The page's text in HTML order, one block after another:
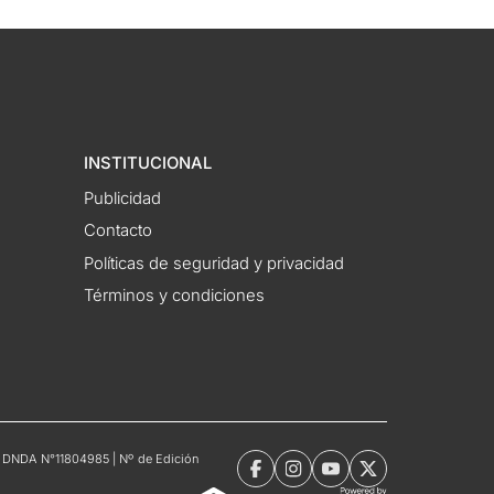
INSTITUCIONAL
Publicidad
Contacto
Políticas de seguridad y privacidad
Términos y condiciones
N°11804985 | Nº de Edición